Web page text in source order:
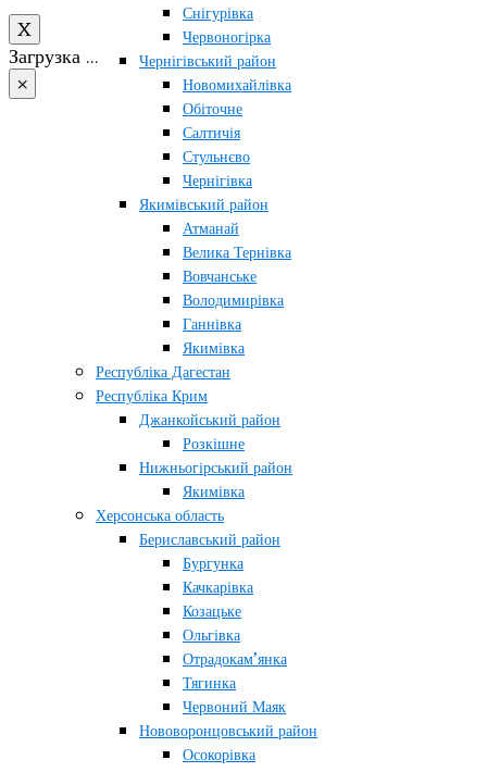
Снігурівка
Червоногірка
Чернігівський район
Новомихайлівка
Обіточне
Салтичія
Стульнєво
Чернігівка
Якимівський район
Атманай
Велика Тернівка
Вовчанське
Володимирівка
Ганнівка
Якимівка
Республіка Дагестан
Республіка Крим
Джанкойський район
Розкішне
Нижньогірський район
Якимівка
Херсонська область
Бериславський район
Бургунка
Качкарівка
Козацьке
Ольгівка
Отрадокам’янка
Тягинка
Червоний Маяк
Нововоронцовський район
Осокорівка
X
Загрузка …
×